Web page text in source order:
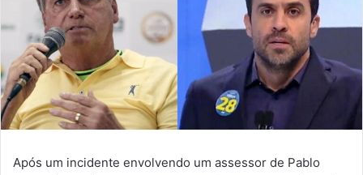
Após um incidente envolvendo um assessor de Pablo